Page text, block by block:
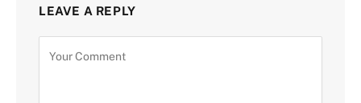
LEAVE A REPLY